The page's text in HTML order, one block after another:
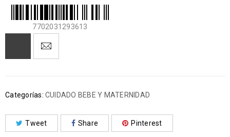
7702031293613
Categorías: CUIDADO BEBE Y MATERNIDAD
Tweet Share Pinterest